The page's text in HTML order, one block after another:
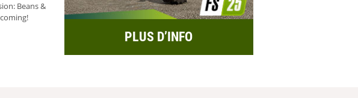
Beans &
PLUS D’INFO